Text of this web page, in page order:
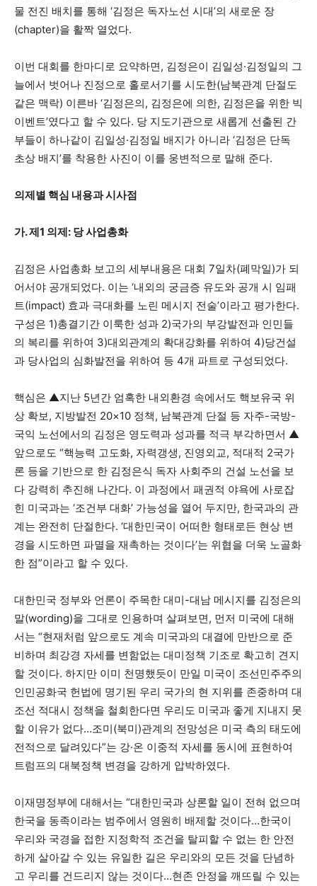
물 전진 배치를 통해 ‘김정은 독자노선 시대’의 새로운 장
(chapter)을 활짝 열었다.
이번 대회를 한마디로 요약하면, 김정은이 김일성·김정일의 그
늘에서 벗어나 진정으로 홀로서기를 시도한(남북관계 단절도
같은 맥락) 이른바 ‘김정은의, 김정은에 의한, 김정은을 위한 빅
이벤트’였다고 할 수 있다. 당 지도기관으로 새롭게 선출된 간
부들이 하나같이 김일성·김정일 배지가 아니라 ‘김정은 단독
초상 배지’를 착용한 사진이 이를 웅변적으로 말해 준다.
의제별 핵심 내용과 시사점
가. 제1 의제: 당 사업총화
김정은 사업총화 보고의 세부내용은 대회 7일차(폐막일)가 되
어서야 공개되었다. 이는 ‘내외의 궁금증 유도와 공개 시 임패
트(impact) 효과 극대화를 노린 메시지 전술’이라고 평가한다.
구성은 1)총결기간 이룩한 성과 2)국가의 부강발전과 인민들
의 복리를 위하여 3)대외관계의 확대강화를 위하여 4)당건설
과 당사업의 심화발전을 위하여 등 4개 파트로 구성되었다.
핵심은 ▲지난 5년간 엄혹한 내외환경 속에서도 핵보유국 위
상 확보, 지방발전 20×10 정책, 남북관계 단절 등 자주-국방-
국익 노선에서의 김정은 영도력과 성과를 적극 부각하면서 ▲
앞으로도 “핵능력 고도화, 자력갱생, 진영외교, 적대적 2국가
론 등을 기반으로 한 김정은식 독자 사회주의 건설 노선을 보
다 강력히 추진해 나간다. 이 과정에서 패권적 야욕에 사로잡
힌 미국과는 ‘조건부 대화’ 가능성을 열어 두지만, 한국과의 관
계는 완전히 단절한다. ‘대한민국이 어떠한 형태로든 현상 변
경을 시도하면 파멸을 재촉하는 것이다’는 위협을 더욱 노골화
한 점”이라고 할 수 있다.
대한민국 정부와 언론이 주목한 대미-대남 메시지를 김정은의
말(wording)을 그대로 인용하며 살펴보면, 먼저 미국에 대해
서는 “현재처럼 앞으로도 계속 미국과의 대결에 만반으로 준
비하며 최강경 자세를 변함없는 대미정책 기조로 확고히 견지
할 것이다. 하지만 이미 천명했듯이 만일 미국이 조선민주주의
인민공화국 헌법에 명기된 우리 국가의 현 지위를 존중하며 대
조선 적대시 정책을 철회한다면 우리도 미국과 좋게 지내지 못
할 이유가 없다…조미(북미)관계의 전망성은 미국 측의 태도에
전적으로 달려있다”는 강·온 이중적 자세를 동시에 표현하여
트럼프의 대북정책 변경을 강하게 압박하였다.
이재명정부에 대해서는 “대한민국과 상론할 일이 전혀 없으며
한국을 동족이라는 범주에서 영원히 배제할 것이다…한국이
우리와 국경을 접한 지정학적 조건을 탈피할 수 없는 한 안전
하게 살아갈 수 있는 유일한 길은 우리와의 모든 것을 단념하
고 우리를 건드리지 않는 것이다…현존 안정을 깨뜨릴 수 있는